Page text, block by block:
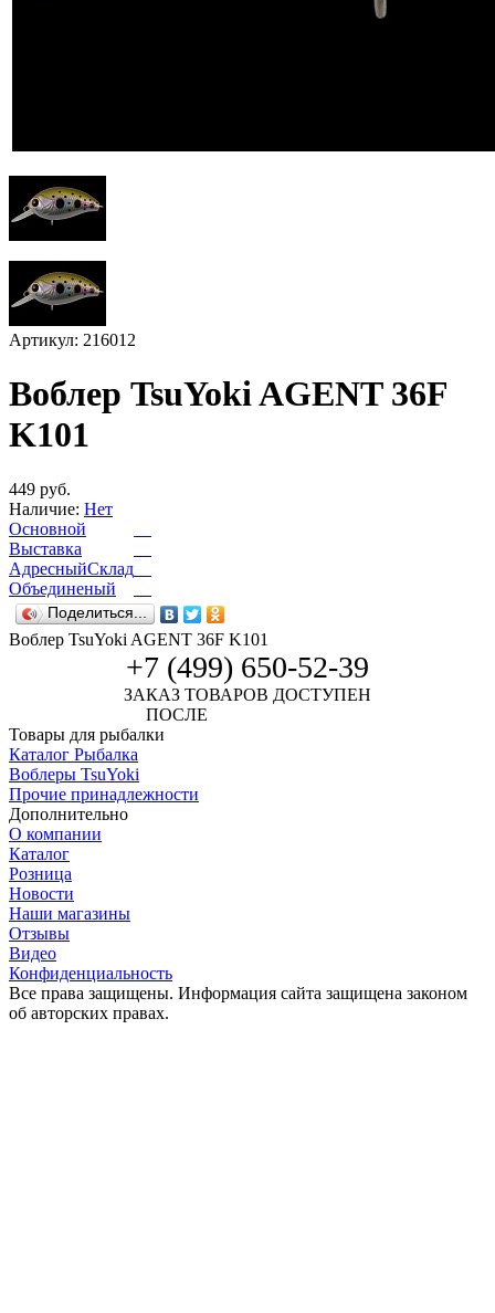
Артикул: 216012
Воблер TsuYoki AGENT 36F
K101
449 руб.
Наличие: Нет
Основной
Выставка
АдресныйСклад
Объединеный
Поделиться...
Воблер TsuYoki AGENT 36F K101
+7 (499) 650-52-39
ЗАКАЗ ТОВАРОВ ДОСТУПЕН
ПОСЛЕ
Товары для рыбалки
Каталог Рыбалка
Воблеры TsuYoki
Прочие принадлежности
Дополнительно
О компании
Каталог
Розница
Новости
Наши магазины
Отзывы
Видео
Конфиденциальность
Все права защищены. Информация сайта защищена законом
об авторских правах.